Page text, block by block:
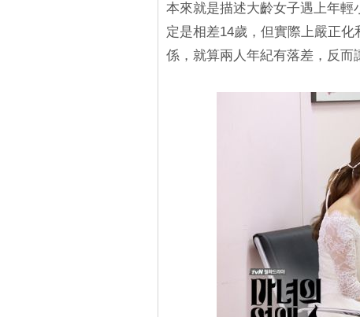
本來就是描述大齡女子遇上年
定是相差14歲，但實際上嚴正
係，就算兩人年紀有落差，反而